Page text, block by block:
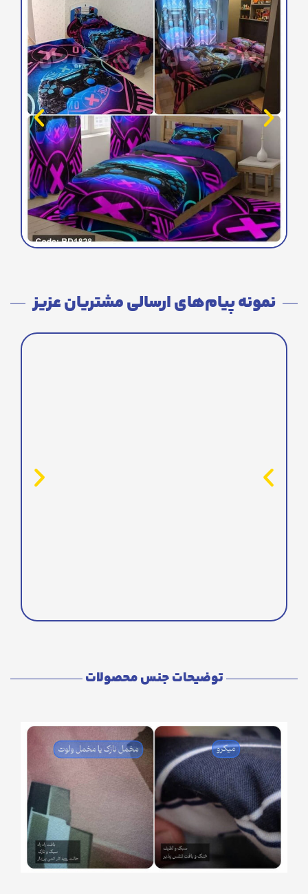
نمونه پیام‌های ارسالی مشتریان عزیز
توضیحات جنس محصولات